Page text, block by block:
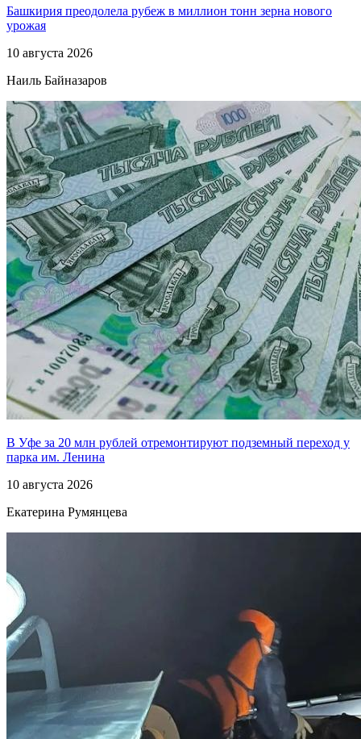
Башкирия преодолела рубеж в миллион тонн зерна нового
урожая
10 августа 2026
Наиль Байназаров
В Уфе за 20 млн рублей отремонтируют подземный переход у
парка им. Ленина
10 августа 2026
Екатерина Румянцева